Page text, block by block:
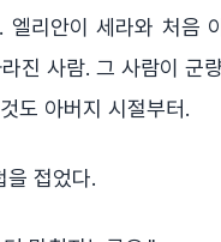
엘리안이 세라와 처음
진 사람. 그 사람이 군
도 아버지 시절부터.
을 접었다.